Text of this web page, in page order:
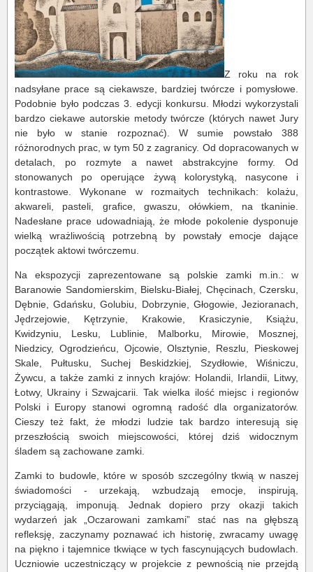
Z roku na rok
nadsyłane prace są ciekawsze, bardziej twórcze i pomysłowe.
Podobnie było podczas 3. edycji konkursu. Młodzi wykorzystali
bardzo ciekawe autorskie metody twórcze (których nawet Jury
nie było w stanie rozpoznać). W sumie powstało 388
różnorodnych prac, w tym 50 z zagranicy. Od dopracowanych w
detalach, po rozmyte a nawet abstrakcyjne formy. Od
stonowanych po operujące żywą kolorystyką, nasycone i
kontrastowe. Wykonane w rozmaitych technikach: kolażu,
akwareli, pasteli, grafice, gwaszu, ołówkiem, na tkaninie.
Nadesłane prace udowadniają, że młode pokolenie dysponuje
wielką wrażliwością potrzebną by powstały emocje dające
początek aktowi twórczemu.
Na ekspozycji zaprezentowane są polskie zamki m.in.: w
Baranowie Sandomierskim, Bielsku-Białej, Chęcinach, Czersku,
Dębnie, Gdańsku, Golubiu, Dobrzynie, Głogowie, Jezioranach,
Jędrzejowie, Kętrzynie, Krakowie, Krasiczynie, Książu,
Kwidzyniu, Lesku, Lublinie, Malborku, Mirowie, Mosznej,
Niedzicy, Ogrodzieńcu, Ojcowie, Olsztynie, Reszlu, Pieskowej
Skale, Pułtusku, Suchej Beskidzkiej, Szydłowie, Wiśniczu,
Żywcu, a także zamki z innych krajów: Holandii, Irlandii, Litwy,
Łotwy, Ukrainy i Szwajcarii. Tak wielka ilość miejsc i regionów
Polski i Europy stanowi ogromną radość dla organizatorów.
Cieszy też fakt, że młodzi ludzie tak bardzo interesują się
przeszłością swoich miejscowości, której dziś widocznym
śladem są zachowane zamki.
Zamki to budowle, które w sposób szczególny tkwią w naszej
świadomości - urzekają, wzbudzają emocje, inspirują,
przyciągają, imponują. Jednak dopiero przy okazji takich
wydarzeń jak „Oczarowani zamkami” stać nas na głębszą
refleksję, zaczynamy poznawać ich historię, zwracamy uwagę
na piękno i tajemnice tkwiące w tych fascynujących budowlach.
Uczniowie uczestniczący w projekcie z pewnością nie przejdą